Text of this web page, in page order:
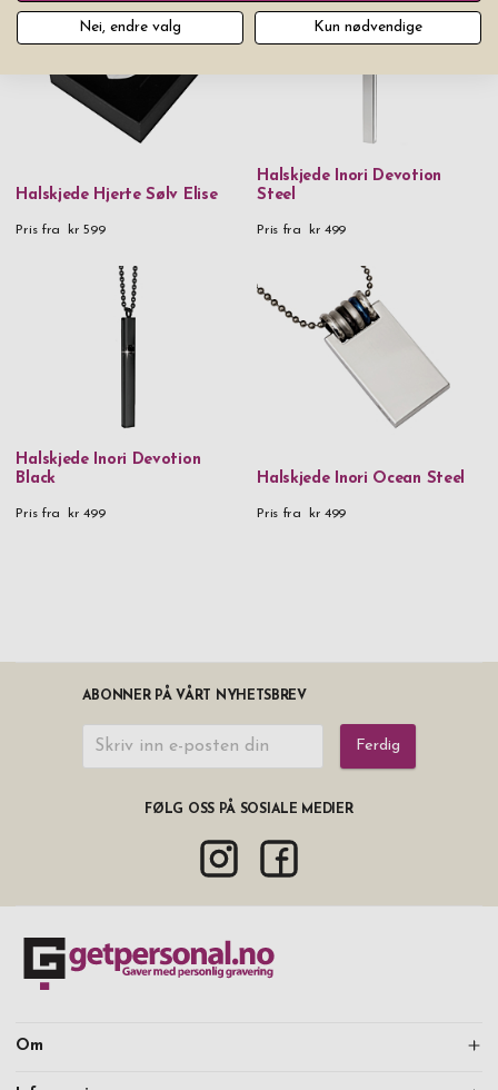
Halskjede Hjerte Sølv Elise
Pris fra kr 599
Halskjede Inori Devotion
Steel
Pris fra kr 499
Halskjede Inori Devotion
Black
Pris fra kr 499
Halskjede Inori Ocean Steel
Pris fra kr 499
ABONNER PÅ VÅRT NYHETSBREV
Ferdig
FØLG OSS PÅ SOSIALE MEDIER
Om
Nei, endre valg Kun nødvendige